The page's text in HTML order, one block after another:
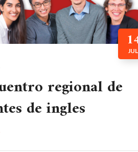
JUL
regional de
de ingles